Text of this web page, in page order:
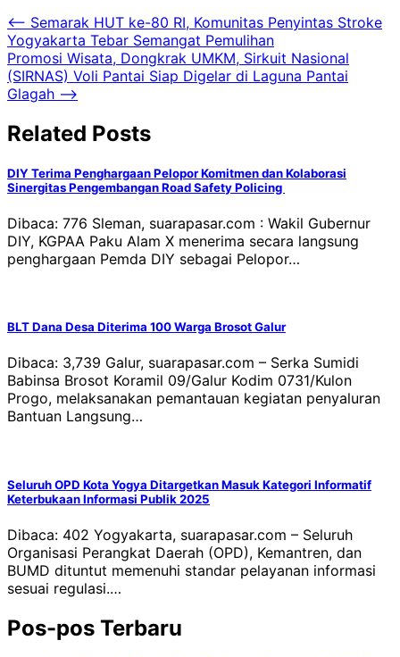
Navigasi
pos
⟵ Semarak HUT ke-80 RI, Komunitas Penyintas Stroke
Yogyakarta Tebar Semangat Pemulihan
Promosi Wisata, Dongkrak UMKM, Sirkuit Nasional
(SIRNAS) Voli Pantai Siap Digelar di Laguna Pantai
Glagah ⟶
Related Posts
DIY Terima Penghargaan Pelopor Komitmen dan Kolaborasi
Sinergitas Pengembangan Road Safety Policing
Dibaca: 776 Sleman, suarapasar.com : Wakil Gubernur
DIY, KGPAA Paku Alam X menerima secara langsung
penghargaan Pemda DIY sebagai Pelopor…
BLT Dana Desa Diterima 100 Warga Brosot Galur
Dibaca: 3,739 Galur, suarapasar.com – Serka Sumidi
Babinsa Brosot Koramil 09/Galur Kodim 0731/Kulon
Progo, melaksanakan pemantauan kegiatan penyaluran
Bantuan Langsung…
Seluruh OPD Kota Yogya Ditargetkan Masuk Kategori Informatif
Keterbukaan Informasi Publik 2025
Dibaca: 402 Yogyakarta, suarapasar.com – Seluruh
Organisasi Perangkat Daerah (OPD), Kemantren, dan
BUMD dituntut memenuhi standar pelayanan informasi
sesuai regulasi.…
Pos-pos Terbaru